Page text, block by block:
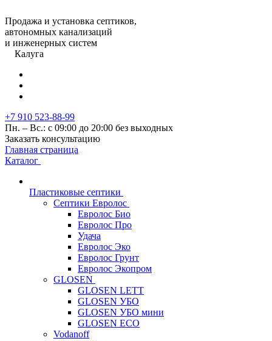
Продажа и установка септиков,
автономных канализаций
и инженерных систем
Калуга
+7 910 523-88-99
Пн. – Вс.: с 09:00 до 20:00 без выходных
Заказать консультацию
Главная страница
Каталог
Пластиковые септики
Септики Евролос
Евролос Био
Евролос Про
Удача
Евролос Эко
Евролос Грунт
Евролос Экопром
GLOSEN
GLOSEN LETT
GLOSEN УБО
GLOSEN УБО мини
GLOSEN ECO
Vodanoff